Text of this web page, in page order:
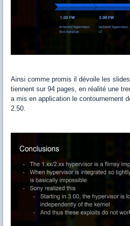
Ainsi comme promis il dévoile les
tiennent sur 94 pages, en réalité une
a mis en application le contournement
2.50.